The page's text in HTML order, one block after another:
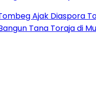
Ajak Diaspora
Tana Toraja di